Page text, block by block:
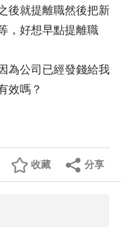
後就提離職然後把新
，好想早點提離職
為公司已經發錢給我
效嗎？
分享
收藏